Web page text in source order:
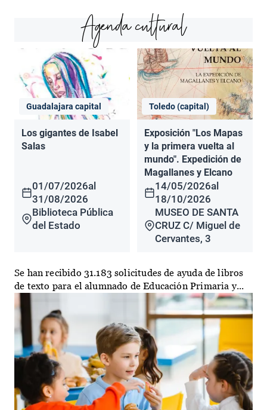
Agenda cultural
Guadalajara capital
Los gigantes de Isabel
Salas
01/07/2026al
31/08/2026
Biblioteca Pública
del Estado
Toledo (capital)
Exposición "Los Mapas
y la primera vuelta al
mundo". Expedición de
Magallanes y Elcano
14/05/2026al
18/10/2026
MUSEO DE SANTA
CRUZ C/ Miguel de
Cervantes, 3
Se han recibido 31.183 solicitudes de ayuda de libros
de texto para el alumnado de Educación Primaria y...